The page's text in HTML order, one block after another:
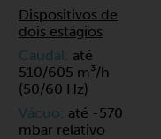
Dispositivos de
dois estágios
Caudal: até
510/605 m³/h
(50/60 Hz)
Vácuo: até -570
mbar relativo